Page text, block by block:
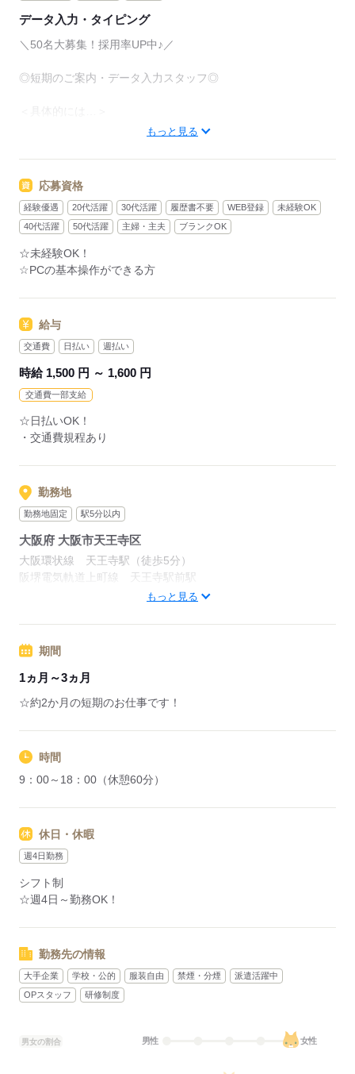
データ入力・タイピング
＼50名大募集！採用率UP中♪／
◎短期のご案内・データ入力スタッフ◎
・シンプルなご案内やご説明
短期のお仕事なので非常にシンプルです♪
マニュアルに沿ってお話しできればOK！
☆20代～50代の世代が活躍中！
応募する
もっと見る
応募資格
経験優遇 20代活躍 30代活躍 履歴書不要 WEB登録
未経験OK
40代活躍
50代活躍 主婦・主夫 ブランクOK
☆未経験OK！
☆PCの基本操作ができる方
給与
交通費 日払い 週払い
時給 1,500 円 ～ 1,600 円
交通費一部支給
☆日払いOK！
・交通費規程あり
勤務地
勤務地固定 駅5分以内
大阪府 大阪市天王寺区
大阪環状線 天王寺駅（徒歩5分）
阪堺電気軌道上町線 天王寺駅前駅
もっと見る
期間
1ヵ月～3ヵ月
☆約2か月の短期のお仕事です！
時間
9：00～18：00（休憩60分）
休日・休暇
週4日勤務
シフト制
☆週4日～勤務OK！
勤務先の情報
大手企業 学校・公的 服装自由 禁煙・分煙
派遣活躍中
OPスタッフ
研修制度
男女の割合 男性 女性